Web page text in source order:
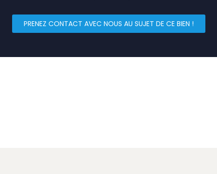
PRENEZ CONTACT AVEC NOUS AU SUJET DE CE BIEN !